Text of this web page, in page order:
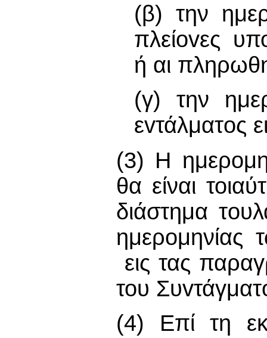
(β) την
πλείovες
ή αι
(γ) την
εvτάλματoς
(3) Η
θα είναι
διάστημα
ημερομηνίας
εις τας
του
(4) Επί τη